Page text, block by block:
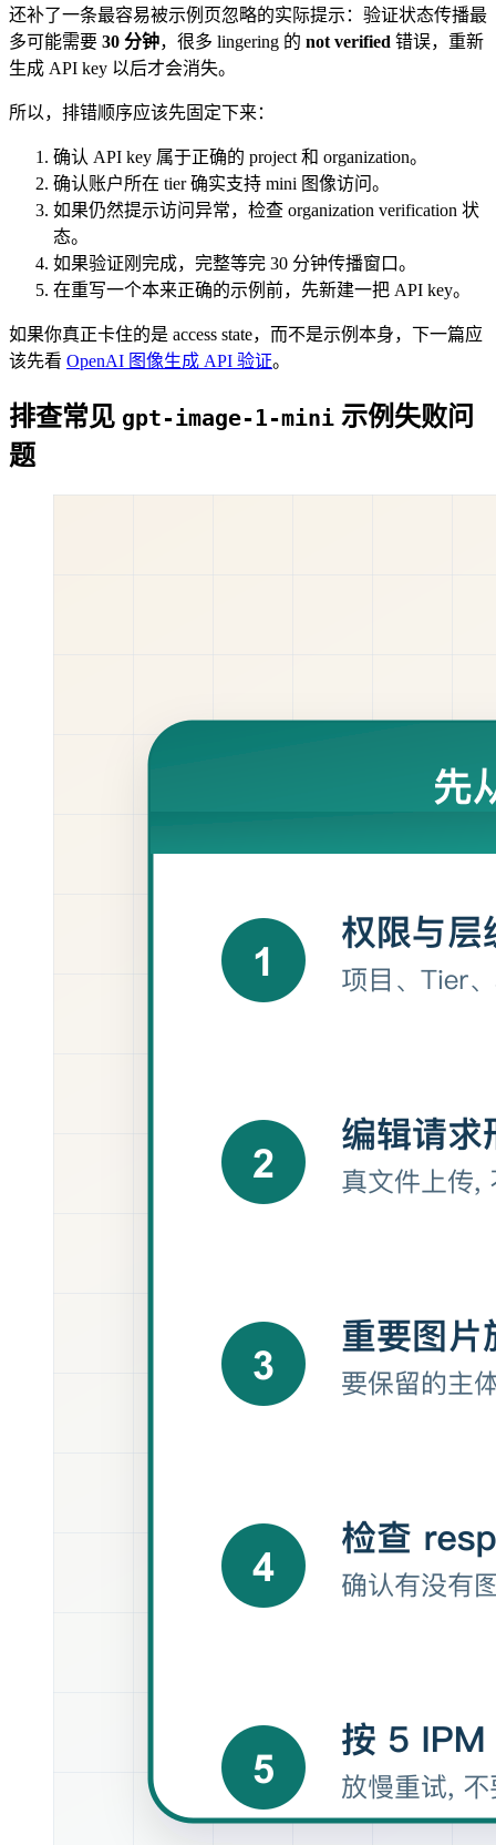
还补了一条最容易被示例页忽略的实际提示：验证状态传播最
多可能需要 30 分钟，很多 lingering 的 not verified 错误，重新
生成 API key 以后才会消失。
所以，排错顺序应该先固定下来：
确认 API key 属于正确的 project 和 organization。
确认账户所在 tier 确实支持 mini 图像访问。
如果仍然提示访问异常，检查 organization verification 状
态。
如果验证刚完成，完整等完 30 分钟传播窗口。
在重写一个本来正确的示例前，先新建一把 API key。
如果你真正卡住的是 access state，而不是示例本身，下一篇应
该先看 OpenAI 图像生成 API 验证。
排查常见 gpt-image-1-mini 示例失败问
题